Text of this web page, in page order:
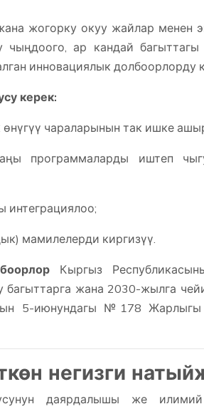
жогорку окуу жайлар менен
чыңдоого, ар кандай
инновациялык долбоорлорду
керек:
чараларынын так ишке
программаларды иштеп
интеграциялоо;
мамилелерди киргизүү.
Кыргыз
багыттарга жана 2030-жылга
5-июнундагы №178 Жарлыгы
негизги
даярдалышы же